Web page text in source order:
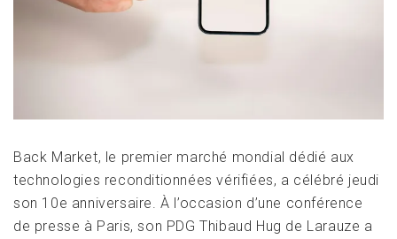
Back Market, le premier marché mondial dédié aux
technologies reconditionnées vérifiées, a célébré jeudi
son 10e anniversaire. À l’occasion d’une conférence
de presse à Paris, son PDG Thibaud Hug de Larauze a